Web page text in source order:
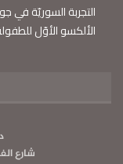
التجربة السوريّة في
الألكسو الأوّل
شارع